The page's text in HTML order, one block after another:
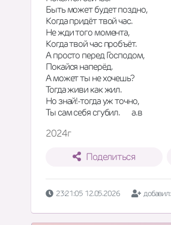
Быть может будет поздно,
Когда придёт твой час.
Не жди того момента,
Когда твой час пробъёт.
А просто перед Господом,
Покайся наперёд.
А может ты не хочешь?
Тогда живи как жил.
Но знай!-тогда уж точно,
Ты сам себя сгубил.       а.в
2024г
Поделиться
23:21:05 12.05.2026 добавил: